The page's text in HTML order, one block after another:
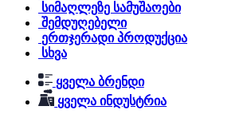
სიმაღლეზე სამუშაოები
შემდუღებელი
ერთჯერადი პროდუქცია
სხვა
ყველა ბრენდი
ყველა ინდუსტრია